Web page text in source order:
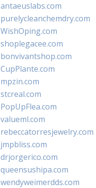
antaeuslabs.com
purelycleanchemdry.com
WishOping.com
shoplegacee.com
bonvivantshop.com
CupPlante.com
mpzin.com
stcreal.com
PopUpFlea.com
valueml.com
rebeccatorresjewelry.com
jmpbliss.com
drjorgerico.com
queensushipa.com
wendyweimerdds.com